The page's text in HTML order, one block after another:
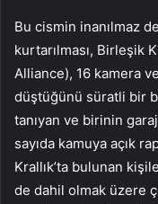
Bu cismin inanılmaz
kurtarılması, Birleşik
Alliance), 16 kamera
düştüğünü süratli bir
tanıyan ve birinin
sayıda kamuya açık
Krallık’ta bulunan
de dahil olmak üzere